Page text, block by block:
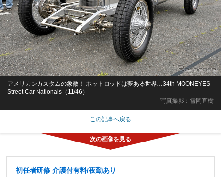
写真撮影：雪岡直樹
アメリカンカスタムの象徴！ ホットロッドは夢ある世界…34th MOONEYES
Street Car Nationals（11/46）
この記事へ戻る
初任者研修 介護付有料/夜勤あり